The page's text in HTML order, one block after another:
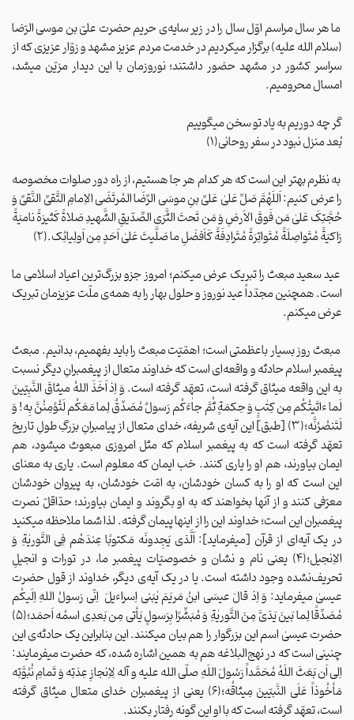
ما هر سال مراسم اوّل سال را در زیر سایه‌ی حریم حضرت علیّ بن موسی الرّضا
(سلام الله علیه) برگزار میکردیم در خدمت مردم عزیز مشهد و زوّار عزیزی که از
سراسر کشور در مشهد حضور داشتند؛ نوروزمان با این دیدار مزیّن میشد،
امسال محرومیم.
گر چه دوریم به یاد تو سخن میگوییم
بُعد منزل نبود در سفر روحانی(۱)
به نظرم بهتر این است که هر کدام هر جا هستیم، از راه دور صلوات مخصوصه
را عرض کنیم: اَللَهُمَّ‌ صَلِّ‌ عَلیٰ‌ عَلیِّ‌ بنِ‌ موسَی‌ الرِّضَا المُرتَضَی الاِمامِ التَّقیِّ النَّقیِّ وَ
حُجَّتِکَ عَلیٰ مَن فَوقَ الاَرضِ وَ مَن تَحتَ الثَّرَی الصِّدّیقِ الشَّهیدِ صَلاةً کَثیرَةً نامیَةً
زاکیَةً مُتَواصِلَةً مُتَواتِرَةً مُتَرادِفَةً کَاَفضَلِ ما صَلَّیتَ عَلیٰ اَحَدٍ مِن اَولِیائِک.(۲)
عید سعید مبعث را تبریک عرض میکنم؛ امروز جزو بزرگ‌ترین اعیاد اسلامی ما
است. همچنین مجدّداً عید نوروز و حلول بهار را به همه‌ی ملّت عزیزمان تبریک
عرض میکنم.
مبعث روز بسیار باعظمتی است؛ اهمّیّت مبعث را باید بفهمیم، بدانیم. مبعث
پیغمبر اسلام حادثه‌ و واقعه‌ای است که خداوند متعال از پیغمبرانِ دیگر نسبت
به این واقعه میثاق گرفته است، تعهّد گرفته است. وَ اِذ اَخَذَ اللهُ‌ میثاقَ‌ النَّبِیّینَ
لَما ءاتَیتُکُم مِن ‌کِتٰبٍ‌ وَ حِکمَةٍ ثُمَّ جاٰءَکُم رَسولٌ مُصَدِّقٌ لِما مَعَکُم ‌لَتُؤمِنُنَّ بِه! وَ
لَتَنصُرُنَّه؛(۳) [طبق] این آیه‌ی شریفه، خدای متعال از پیامبرانِ بزرگِ طولِ تاریخ
تعهّد گرفته است که به پیغمبر اسلام که مثل امروزی مبعوث میشود، هم
ایمان بیاورند، هم او را یاری کنند. خب ایمان که معلوم است. یاری به معنای
این است که او را به کسان خودشان، به امّت خودشان، به پیروان خودشان
معرّفی کنند و از آنها بخواهند که به او بگروند و ایمان بیاورند؛ حدّاقلّ نصرت
پیغمبران این است؛ خداوند این را از اینها پیمان گرفته. لذا شما ملاحظه میکنید
در یک آیه‌ای از قرآن [میفرماید]: اَلَّذی یَجِدونَه مَکتوبًا عِندَهُم فِی التَّوریٰةِ وَ
الاِنجیل؛(۴) یعنی نام و نشان و خصوصیّات پیغمبر ما، در تورات و انجیلِ
تحریف‌نشده وجود داشته است. یا در یک آیه‌ی دیگر، خداوند از قول حضرت
عیسیٰ میفرماید: وَ اِذ قالَ عیسَی ابنُ مَریَمَ یٰبَنی اِسراءیلَ اِنّی رَسولُ اللهِ اِلَیکُم
مُصَدِّقًا لِما بَینَ یَدَیَّ مِنَ التَّوریٰةِ وَ مُبَشِّرًا بِرَسولٍ یَأتی مِن بَعدِی اسمُه اَحمَد؛(۵)
حضرت عیسیٰ اسم این بزرگوار را هم بیان میکنند. این بنابراین یک حادثه‌ی این
چنینی است که در نهج‌البلاغه هم به همین اشاره شده، که حضرت میفرمایند:
اِلی اَن بَعَثَ اللَهُ مُحَمَّداً رَسُولَ اللَهِ صلّی الله علیه و آله لِاِنجازِ عِدَتِه وَ تَمامِ نُبُوَّتِه
مَأخُوذاً عَلَی النَّبیّینَ مِیثاقُه؛‌(۶) یعنی از پیغمبران خدای متعال میثاق گرفته
است، تعهّد گرفته است که با او این گونه رفتار بکنند.